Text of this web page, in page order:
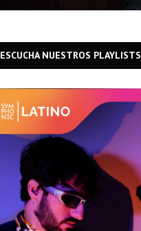
ESCUCHA NUESTROS PLAYLISTS